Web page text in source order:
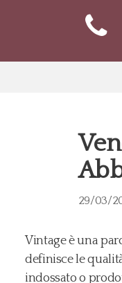
29/03/
Vintage è una
definisce le
indossato o